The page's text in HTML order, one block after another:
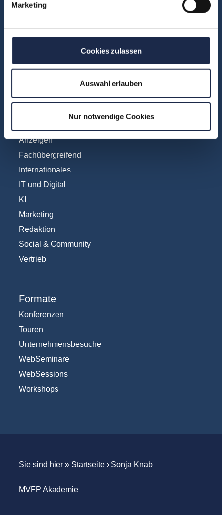
Marketing
Cookies zulassen
Auswahl erlauben
Nur notwendige Cookies
Über uns
Unsere Experten
Teilnehmerstimmen
Kontakt
Anzeigen
Fachübergreifend
Internationales
IT und Digital
KI
Marketing
Redaktion
Social & Community
Vertrieb
Formate
Konferenzen
Touren
Unternehmensbesuche
WebSeminare
WebSessions
Workshops
Sie sind hier » Startseite› Sonja Knab
MVFP Akademie